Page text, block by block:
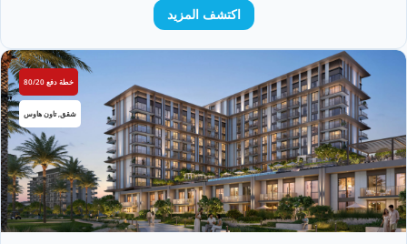
اكتشف المزيد
خطة دفع 80/20
شقق, تاون هاوس